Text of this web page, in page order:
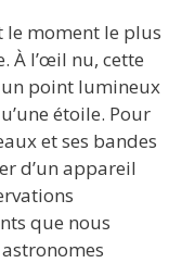
le moment le plus
À l’œil nu, cette
un point lumineux
étoile. Pour
et ses bandes
d’un appareil
que nous